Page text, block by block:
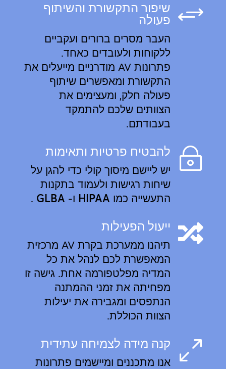
+ שיפור התקשורת והשיתוף
פעולה
העבר מסרים ברורים ועקביים
ללקוחות ולעובדים כאחד.
פתרונות AV מודרניים מייעלים את
התקשורת ומאפשרים שיתוף
פעולה חלק, ומעצימים את
הצוותים שלכם להתמקד
בעבודתם.
~ להבטיח פרטיות ותאימות
יש ליישם מיסוך קולי כדי להגן על
שיחות רגישות ולעמוד בתקנות
התעשייה כמו HIPAA ו- GLBA
.
 ייעול הפעילות
תיהנו ממערכת בקרת AV מרכזית
המאפשרת לכם לנהל את כל
המדיה מפלטפורמה אחת. גישה זו
מפחיתה את זמני ההמתנה
הנתפסים ומגבירה את יעילות
הצוות הכוללת.
0 קנה מידה לצמיחה עתידית
אנו מתכננים ומיישמים פתרונות